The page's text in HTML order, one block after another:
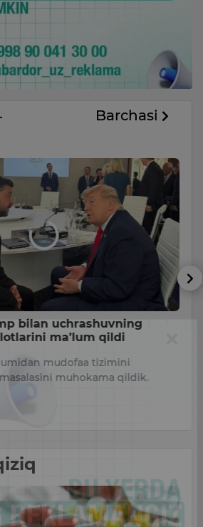
Barchasi
bilan uchrashuvning
ma’lum qildi
mudofaa tizimini
muhokama qildik.